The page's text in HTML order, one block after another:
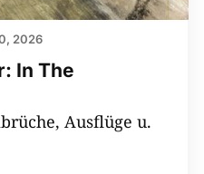
In The
2026
Ausflüge u.